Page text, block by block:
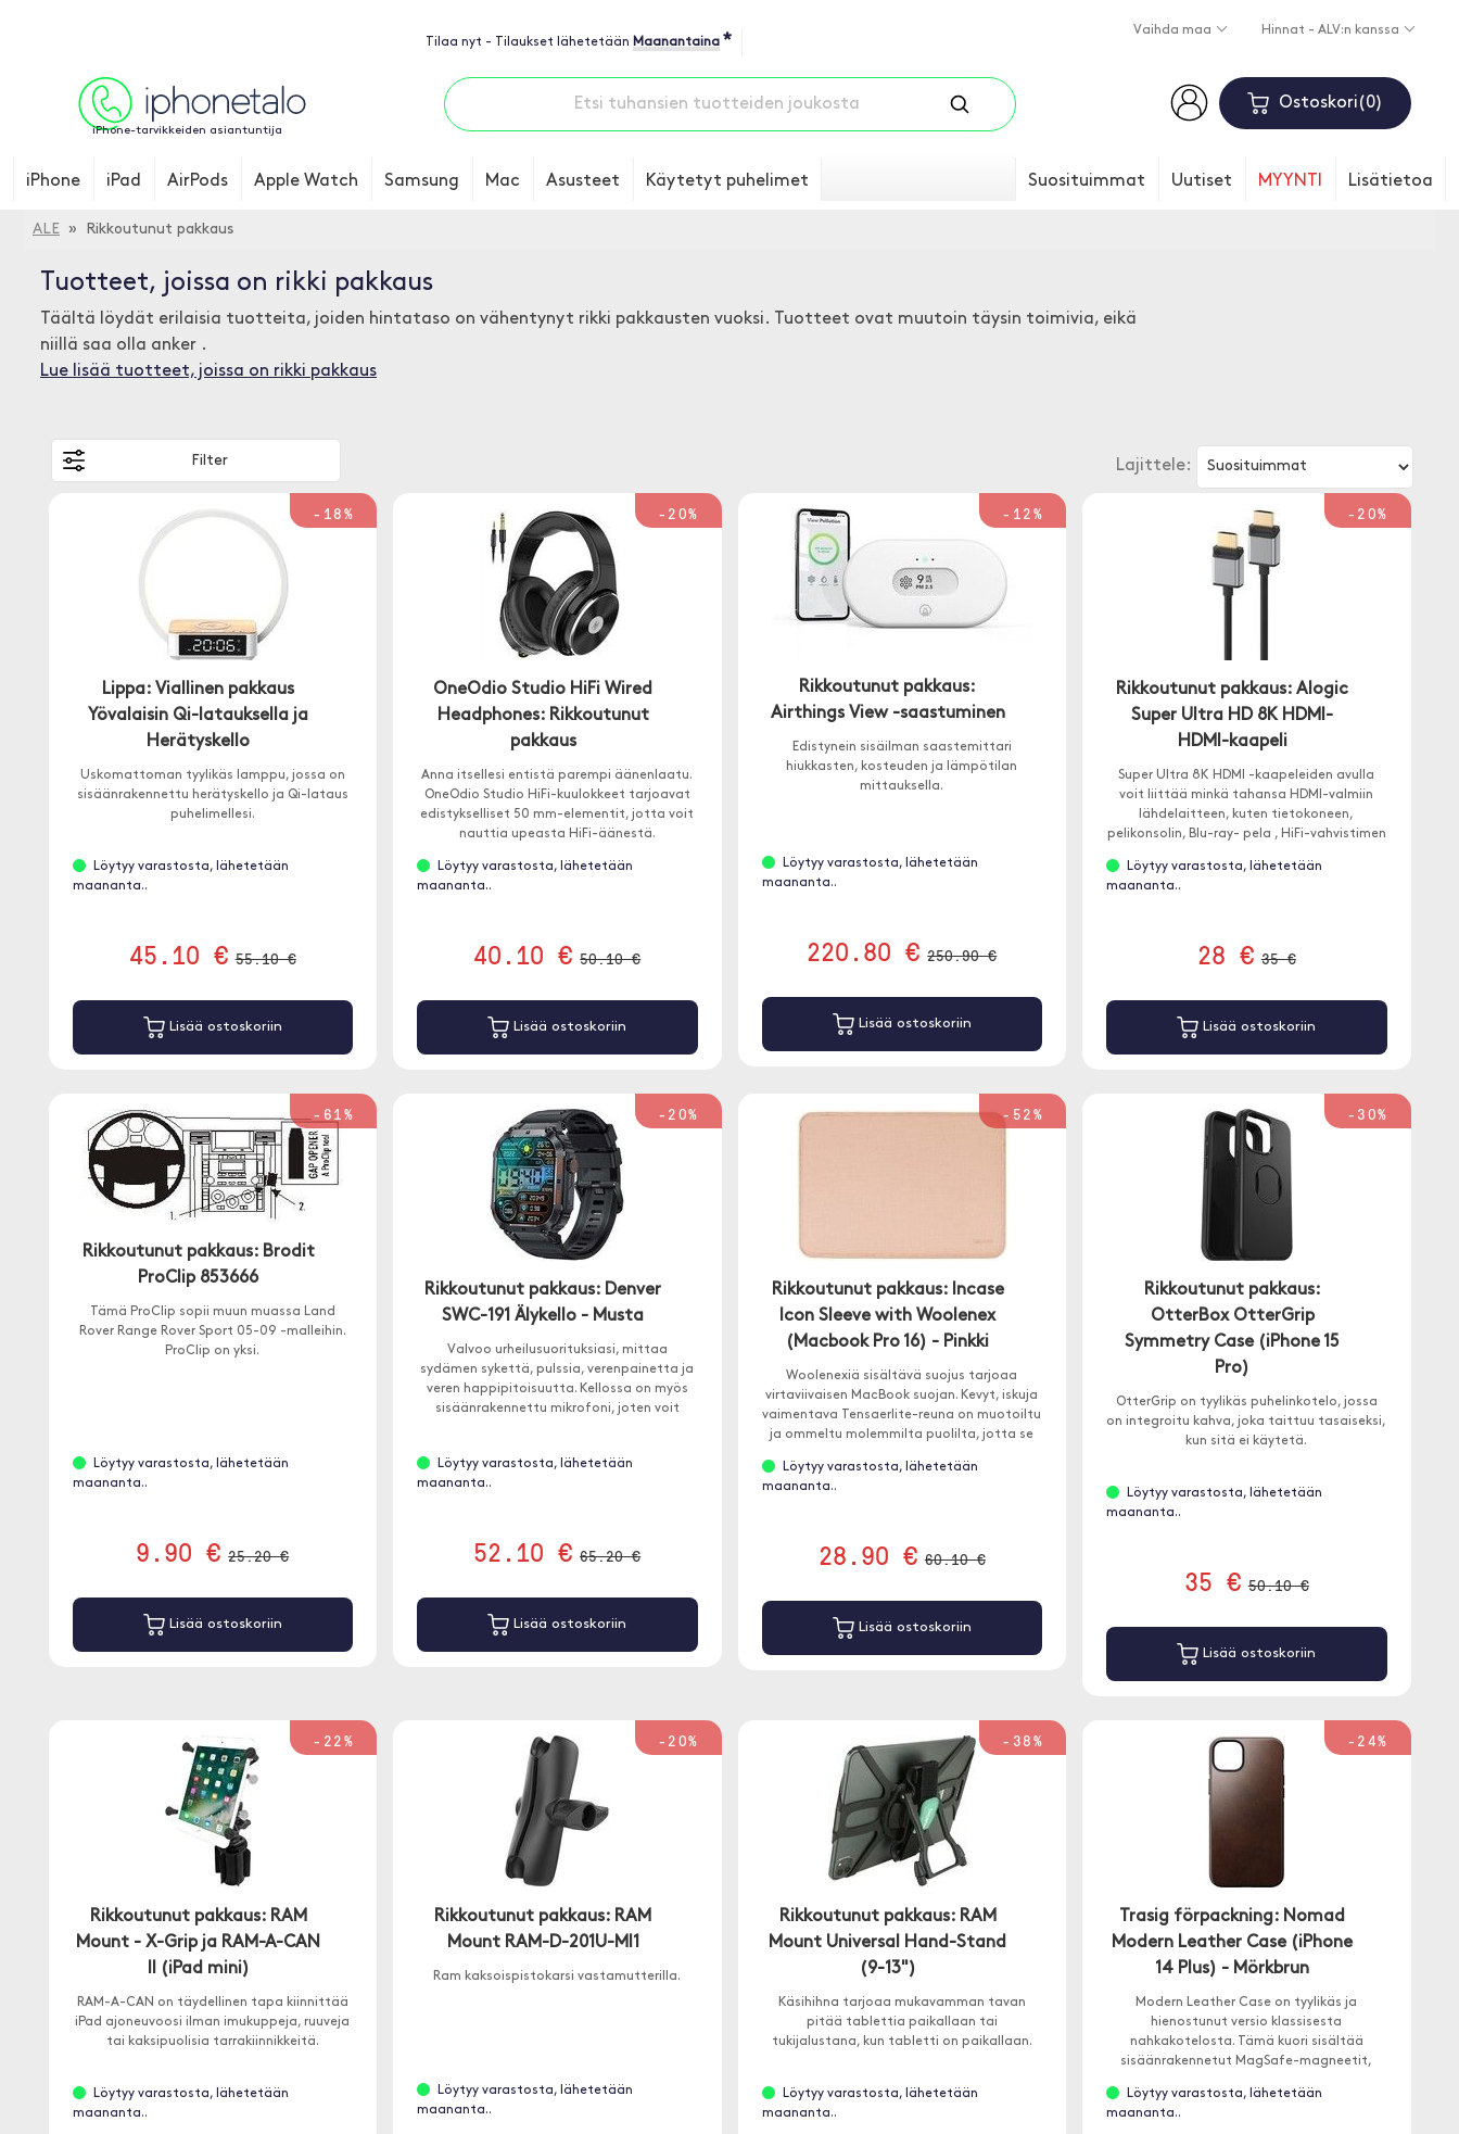
Tilaa nyt - Tilaukset lähetetään Maanantaina *
Vaihda maa Hinnat - ALV:n kanssa
iPhone-tarvikkeiden asiantuntija
Ostoskori 0
iPhone iPad AirPods Apple Watch Samsung Mac Asusteet Käytetyt puhelimet Suosituimmat Uutiset MYYNTI Lisätietoa
ALE » Rikkoutunut pakkaus
Tuotteet, joissa on rikki pakkaus
Täältä löydät erilaisia tuotteita, joiden hintataso on vähentynyt rikki pakkausten vuoksi. Tuotteet ovat muutoin täysin toimivia, eikä
niillä saa olla anker .
Lue lisää tuotteet, joissa on rikki pakkaus
Lajittele:
Filter
-18%
Lippa: Viallinen pakkaus
Yövalaisin Qi-latauksella ja
Herätyskello
Uskomattoman tyylikäs lamppu, jossa on
sisäänrakennettu herätyskello ja Qi-lataus
puhelimellesi.
Löytyy varastosta, lähetetään
maananta..
45.10 € 55.10 €
Lisää ostoskoriin
-20%
OneOdio Studio HiFi Wired
Headphones: Rikkoutunut
pakkaus
Anna itsellesi entistä parempi äänenlaatu.
OneOdio Studio HiFi-kuulokkeet tarjoavat
edistykselliset 50 mm-elementit, jotta voit
nauttia upeasta HiFi-äänestä.
Löytyy varastosta, lähetetään
maananta..
40.10 € 50.10 €
Lisää ostoskoriin
-12%
Rikkoutunut pakkaus:
Airthings View -saastuminen
Edistynein sisäilman saastemittari
hiukkasten, kosteuden ja lämpötilan
mittauksella.
Löytyy varastosta, lähetetään
maananta..
220.80 € 250.90 €
Lisää ostoskoriin
-20%
Rikkoutunut pakkaus: Alogic
Super Ultra HD 8K HDMI-
HDMI-kaapeli
Super Ultra 8K HDMI -kaapeleiden avulla
voit liittää minkä tahansa HDMI-valmiin
lähdelaitteen, kuten tietokoneen,
pelikonsolin, Blu-ray- pela , HiFi-vahvistimen
televisioon, näyttöön tai projektoriin.
Löytyy varastosta, lähetetään
maananta..
28 € 35 €
Lisää ostoskoriin
-61%
Rikkoutunut pakkaus: Brodit
ProClip 853666
Tämä ProClip sopii muun muassa Land
Rover Range Rover Sport 05-09 -malleihin.
ProClip on yksi.
Löytyy varastosta, lähetetään
maananta..
9.90 € 25.20 €
Lisää ostoskoriin
-20%
Rikkoutunut pakkaus: Denver
SWC-191 Älykello - Musta
Valvoo urheilusuorituksiasi, mittaa
sydämen sykettä, pulssia, verenpainetta ja
veren happipitoisuutta. Kellossa on myös
sisäänrakennettu mikrofoni, joten voit
Löytyy varastosta, lähetetään
maananta..
52.10 € 65.20 €
Lisää ostoskoriin
-52%
Rikkoutunut pakkaus: Incase
Icon Sleeve with Woolenex
(Macbook Pro 16) - Pinkki
Woolenexiä sisältävä suojus tarjoaa
virtaviivaisen MacBook suojan. Kevyt, iskuja
vaimentava Tensaerlite-reuna on muotoiltu
ja ommeltu molemmilta puolilta, jotta se
pienellä painolla.
Löytyy varastosta, lähetetään
maananta..
28.90 € 60.10 €
Lisää ostoskoriin
-30%
Rikkoutunut pakkaus:
OtterBox OtterGrip
Symmetry Case (iPhone 15
Pro)
OtterGrip on tyylikäs puhelinkotelo, jossa
on integroitu kahva, joka taittuu tasaiseksi,
kun sitä ei käytetä.
Löytyy varastosta, lähetetään
maananta..
35 € 50.10 €
Lisää ostoskoriin
-22%
Rikkoutunut pakkaus: RAM
Mount - X-Grip ja RAM-A-CAN
II (iPad mini)
RAM-A-CAN on täydellinen tapa kiinnittää
iPad ajoneuvoosi ilman imukuppeja, ruuveja
tai kaksipuolisia tarrakiinnikkeitä.
Löytyy varastosta, lähetetään
maananta..
-20%
Rikkoutunut pakkaus: RAM
Mount RAM-D-201U-MI1
Ram kaksoispistokarsi vastamutterilla.
Löytyy varastosta, lähetetään
maananta..
-38%
Rikkoutunut pakkaus: RAM
Mount Universal Hand-Stand
(9-13")
Käsihihna tarjoaa mukavamman tavan
pitää tablettia paikallaan tai
tukijalustana, kun tabletti on paikallaan.
Löytyy varastosta, lähetetään
maananta..
-24%
Trasig förpackning: Nomad
Modern Leather Case (iPhone
14 Plus) - Mörkbrun
Modern Leather Case on tyylikäs ja
hienostunut versio klassisesta
nahkakotelosta. Tämä kuori sisältää
sisäänrakennetut MagSafe-magneetit,
ja muiden lisävarusteiden kanssa.
Löytyy varastosta, lähetetään
maananta..